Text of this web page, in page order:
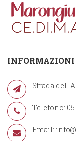
INFORMAZIONI
Strada
Telefono:
Email: